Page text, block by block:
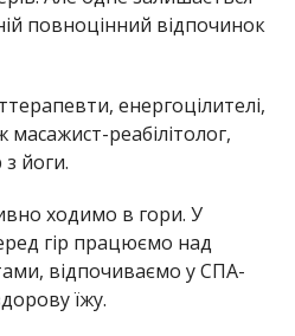
повноцінний відпочинок
енергоцілителі,
масажист-реабілітолог,
йоги.
ходимо в гори. У
гір працюємо над
відпочиваємо у СПА-
їжу.